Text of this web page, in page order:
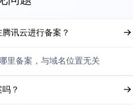
讯云进行备案？
里备案，与域名位置无关
？